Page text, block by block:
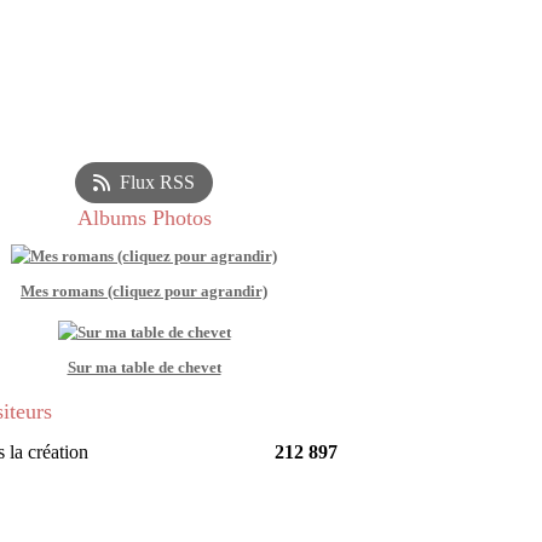
Flux RSS
Albums Photos
Mes romans (cliquez pour agrandir)
Sur ma table de chevet
la création 212 897